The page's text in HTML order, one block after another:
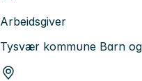
Arbeidsgiver
Tysvær kommune Barn